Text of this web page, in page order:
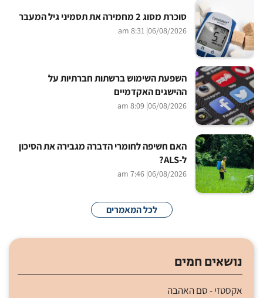
סוכרת מסוג 2 מחמירה את תסמיני גיל המעבר
06/08/2026
| 8:31 am
השפעת השימוש ברשתות חברתיות על
ההישגים האקדמיים
06/08/2026
| 8:09 am
האם חשיפה לחומרי הדברה מגבירה את הסיכון
ל-ALS?
06/08/2026
| 7:46 am
לכל המאמרים
נושאים חמים
אקסטזי - סם האהבה